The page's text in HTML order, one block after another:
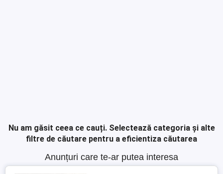
Nu am găsit ceea ce cauți. Selectează categoria și alte
filtre de căutare pentru a eficientiza căutarea
Anunțuri care te-ar putea interesa